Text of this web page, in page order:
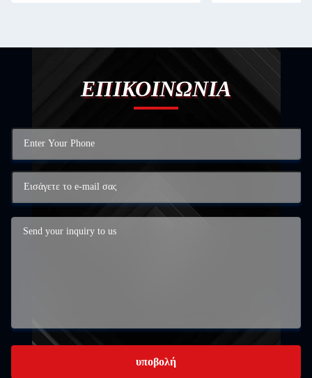
ΕΠΙΚΟΙΝΩΝΙΑ
υποβολή